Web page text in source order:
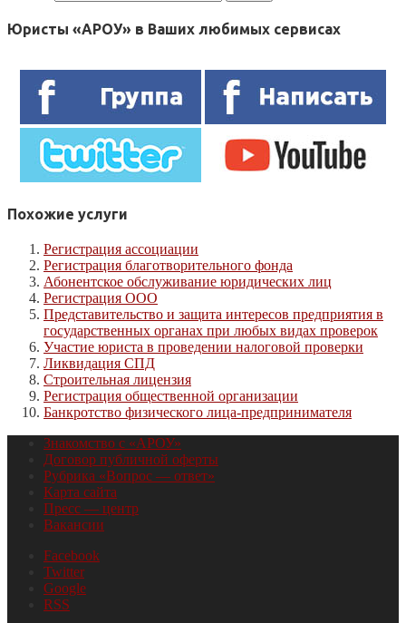
Юристы «АРОУ» в Ваших любимых сервисах
Похожие услуги
Регистрация ассоциации
Регистрация благотворительного фонда
Абонентское обслуживание юридических лиц
Регистрация ООО
Представительство и защита интересов предприятия в
государственных органах при любых видах проверок
Участие юриста в проведении налоговой проверки
Ликвидация СПД
Строительная лицензия
Регистрация общественной организации
Банкротство физического лица-предпринимателя
Знакомство с «АРОУ»
Договор публичной оферты
Рубрика «Вопрос — ответ»
Карта сайта
Пресс — центр
Вакансии
Facebook
Twitter
Google
RSS